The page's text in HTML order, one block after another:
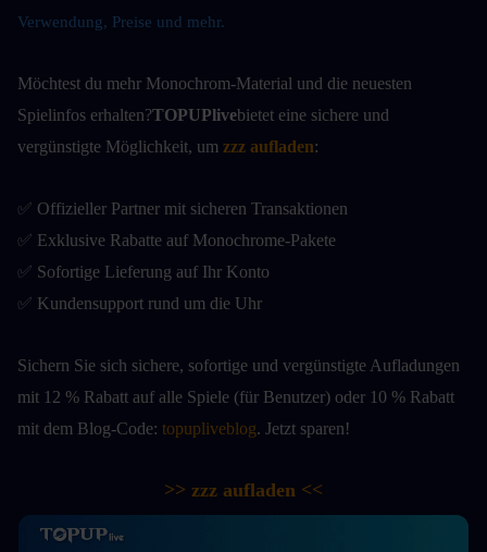
Verwendung, Preise und mehr.
Möchtest du mehr Monochrom-Material und die neuesten
Spielinfos erhalten?TOPUPlivebietet eine sichere und
vergünstigte Möglichkeit, um zzz aufladen:
✅ Offizieller Partner mit sicheren Transaktionen
✅ Exklusive Rabatte auf Monochrome-Pakete
✅ Sofortige Lieferung auf Ihr Konto
✅ Kundensupport rund um die Uhr
Sichern Sie sich sichere, sofortige und vergünstigte Aufladungen
mit 12 % Rabatt auf alle Spiele (für Benutzer) oder 10 % Rabatt
mit dem Blog-Code: topupliveblog. Jetzt sparen!
>> zzz aufladen <<